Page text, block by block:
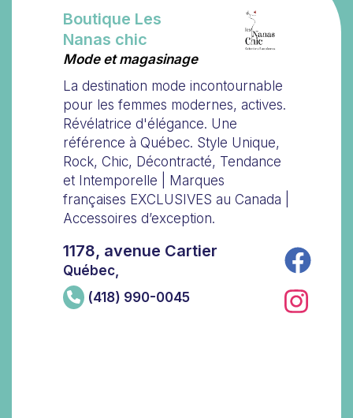
Boutique Les
Nanas chic
Mode et magasinage
La destination mode incontournable
pour les femmes modernes, actives.
Révélatrice d'élégance. Une
référence à Québec. Style Unique,
Rock, Chic, Décontracté, Tendance
et Intemporelle | Marques
françaises EXCLUSIVES au Canada |
Accessoires d’exception.
1178, avenue Cartier
Québec,
(418) 990-0045